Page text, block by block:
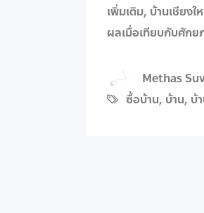
เพิ่มเติม, บ้านเชียง
ผลเมื่อเทียบกับศักย
Methas
ซื้อบ้าน, บ้าน, บ้